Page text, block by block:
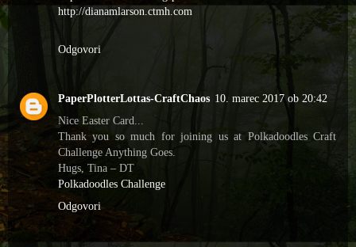
http://dianamlarson.ctmh.com
Odgovori
PaperPlotterLottas-CraftChaos 10. marec 2017 ob 20:42
Nice Easter Card...
Thank you so much for joining us at Polkadoodles Craft
Challenge Anything Goes.
Hugs, Tina – DT
Polkadoodles Challenge
Odgovori